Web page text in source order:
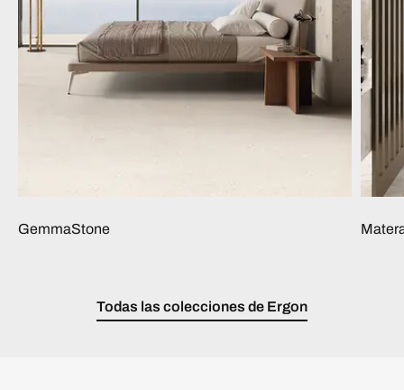
GemmaStone
Todas las colecciones de Ergon